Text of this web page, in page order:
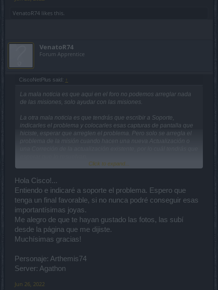
VenatoR74 likes this.
VenatoR74
Forum Apprentice
CiscoNetPlus said: ↑
La mala noticia es que aqui en el foro no podemos arreglar nada
de las misiones, solo ayudar con las misiones.
La otra mala noticia es que tendrás que escribir a Soporte,
indicarles el problema y colocarles esas capturas de pantalla que
hiciste, esperar que arreglen el problema. Pero solo se arregla el
problema de la misión cuando hacen una nueva Actualización o
palabras el problema e indica servidor y personaje, anexales las
capturas. Por lo menos sabrán que hay un problema con esa
Seria bueno que alguién hiciera esa misión para ver si tiene el
mismo problema, asi sabriamos que la misión esta mal y no es un
problema con tu personaje.
Dejame felicitarte por esas capturas, quedaron de maravilla!!!
Click to expand...
Hola Cisco!...
Entiendo e indicaré a soporte el problema. Espero que
tenga un final favorable, si no nunca podré conseguir esas
importantísimas joyas.
Me alegro de que te hayan gustado las fotos, las subí
desde la página que me dijiste.
Muchísimas gracias!
Personaje: Arthemis74
Server: Agathon
Jun 26, 2022